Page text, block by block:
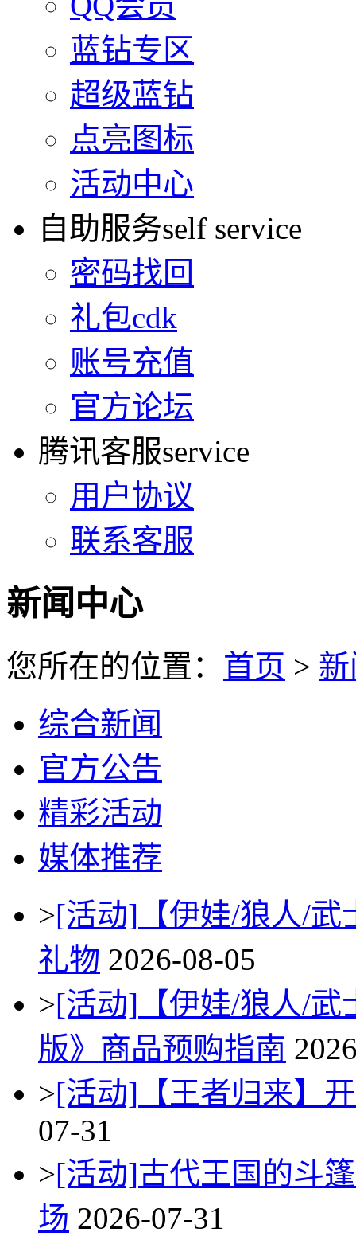
蓝钻专区
超级蓝钻
点亮图标
活动中心
自助服务self service
密码找回
礼包cdk
账号充值
官方论坛
腾讯客服service
用户协议
联系客服
新闻中心
您所在的位置： 首页 >
综合新闻
官方公告
精彩活动
媒体推荐
>[活动] 【伊娃/狼人/
礼物 2026-08-05
>[活动] 【伊娃/狼人/
版》商品预购指南
>[活动] 【王者归来】
07-31
>[活动]古代王国的斗
场 2026-07-31